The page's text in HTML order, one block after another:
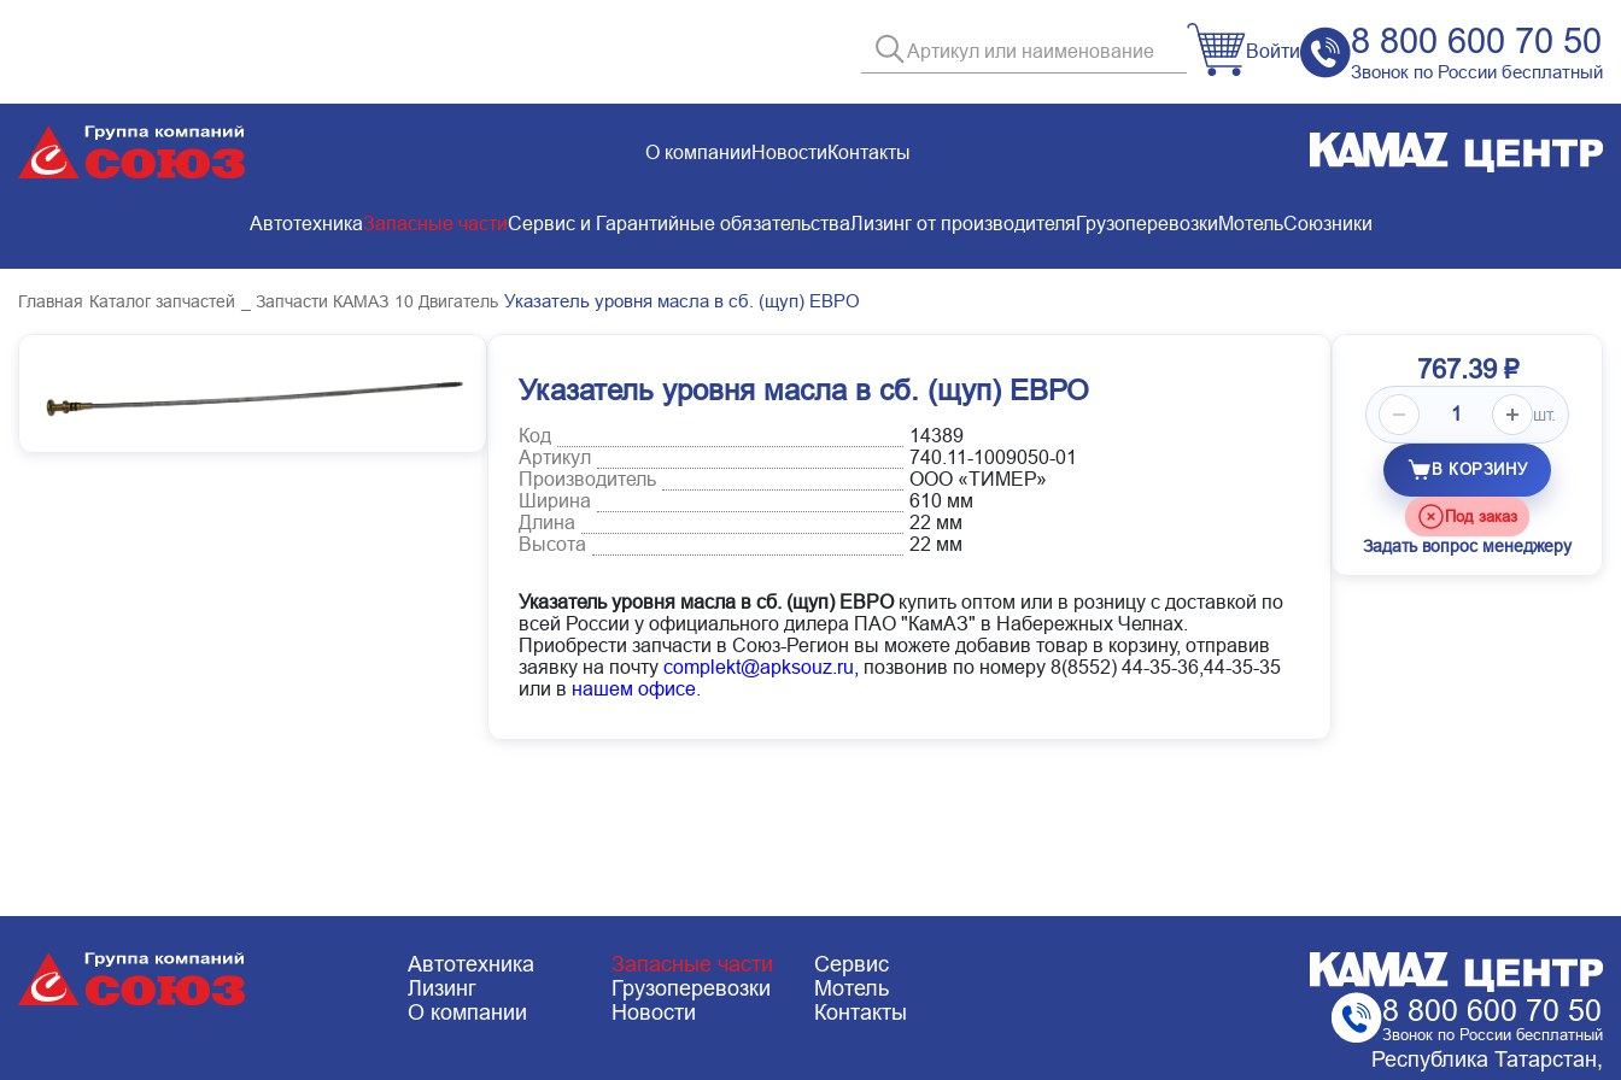
Войти 8 800 600 70 50
Звонок по России бесплатный
О компанииНовостиКонтакты
АвтотехникаЗапасные частиСервис и Гарантийные обязательстваЛизинг от производителяГрузоперевозкиМотельСоюзники
Главная Каталог запчастей _ Запчасти КАМАЗ 10 Двигатель Указатель уровня масла в сб. (щуп) ЕВРО
Указатель уровня масла в сб. (щуп) ЕВРО
Код
14389
Артикул
740.11-1009050-01
Производитель
ООО «ТИМЕР»
Ширина
610 мм
Длина
22 мм
Высота
22 мм
Указатель уровня масла в сб. (щуп) ЕВРОкупить оптом или в розницу с доставкой по
всей России у официального дилера ПАО "КамАЗ" в Набережных Челнах.
Приобрести запчасти в Союз-Регион вы можете добавив товар в корзину, отправив
заявку на почту complekt@apksouz.ru, позвонив по номеру 8(8552) 44-35-36,44-35-35
или в нашем офисе
767.39 ₽
шт.
В КОРЗИНУ
Под заказ
Задать вопрос менеджеру
Автотехника Запасные части
Сервис
Лизинг
Грузоперевозки
Мотель
О компании
Новости Контакты 8 800 600 70 50
Звонок по России бесплатный
Республика Татарстан,